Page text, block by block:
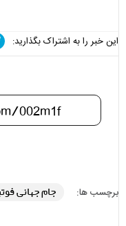
این خبر را به اشتراک بگذارید:
برچسب ها: جام جهانی